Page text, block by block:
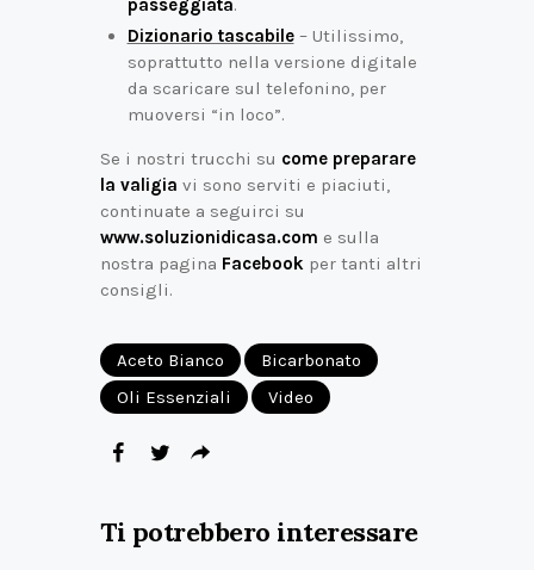
passeggiata.
Dizionario tascabile– Utilissimo,
soprattutto nella versione digitale
da scaricare sul telefonino, per
muoversi “in loco”.
Se i nostri trucchi su come preparare
la valigia vi sono serviti e piaciuti,
continuate a seguirci su
www.soluzionidicasa.com e sulla
nostra pagina Facebook per tanti altri
consigli.
Aceto Bianco
Bicarbonato
Oli Essenziali
Video
Ti potrebbero interessare